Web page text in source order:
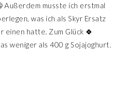
Außerdem musste ich erstmal
was ich als Skyr Ersatz
einen hatte. Zum Glück 🍀
weniger als 400 g Sojajoghurt.